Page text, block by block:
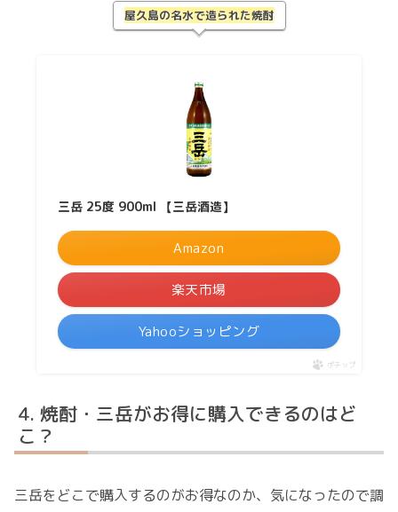
屋久島の名水で造られた焼酎
三岳 25度 900ml 【三岳酒造】
Amazon
楽天市場
Yahooショッピング
ポチップ
焼酎・三岳がお得に購入できるのはど
こ？
三岳をどこで購入するのがお得なのか、気になったので調